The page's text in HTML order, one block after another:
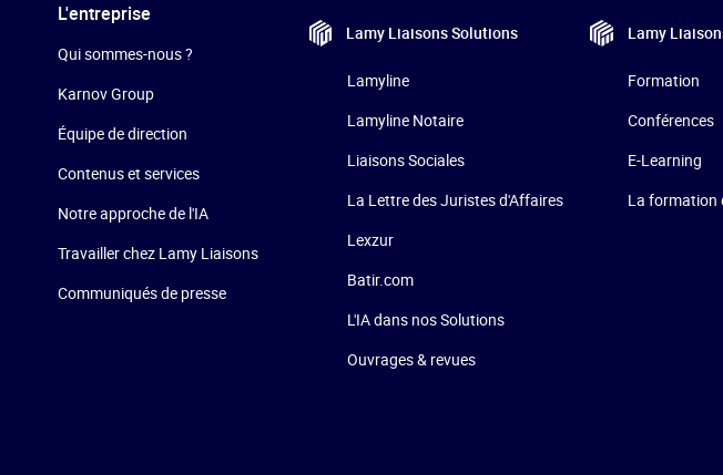
L'entreprise
Qui sommes-nous ?
Karnov Group
Équipe de direction
Contenus et services
Notre approche de l'IA
Travailler chez Lamy Liaisons
Communiqués de presse
Lamy LiaisonsSolutions
Lamyline
Lamyline Notaire
Liaisons Sociales
La Lettre des Juristes d'Affaires
Lexzur
Batir.com
L'IA dans nos Solutions
Ouvrages & revues
Lamy
Formation
Conférences
E-Learning
La formation